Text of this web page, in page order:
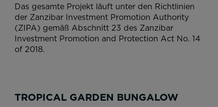
Das gesamte Projekt läuft unter den Richtlinien
der Zanzibar Investment Promotion Authority
(ZIPA) gemäß Abschnitt 23 des Zanzibar
Investment Promotion and Protection Act No. 14
of 2018.
TROPICAL GARDEN BUNGALOW